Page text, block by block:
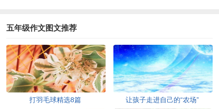
五年级作文图文推荐
打羽毛球精选8篇 让孩子走进自己的“农场”